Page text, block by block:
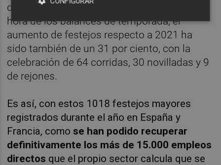
datos se suelen sumar a los de España a la
hora de los balances de temporada, el
aumento de festejos respecto a 2021 ha
sido también de un 31 por ciento, con la
celebración de 64 corridas, 30 novilladas y 9
de rejones.
Es así, con estos 1018 festejos mayores
registrados durante el año en España y
Francia, comose han podido recuperar
definitivamente los más de 15.000 empleos
directos que el propio sector calcula que se